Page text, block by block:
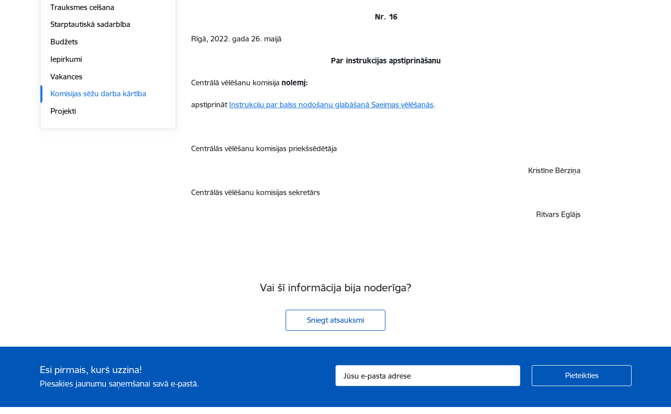
Trauksmes celšana
Starptautiskā sadarbība
Budžets
Iepirkumi
Vakances
Komisijas sēžu darba kārtība
Projekti
Nr. 16
Rīgā, 2022. gada 26. maijā
Par instrukcijas apstiprināšanu
Centrālā vēlēšanu komisijanolemj:
apstiprināt Instrukciju par balss nodošanu glabāšanā Saeimas vēlēšanās.
Centrālās vēlēšanu komisijas priekšsēdētāja
Kristīne Bērziņa
Centrālās vēlēšanu komisijas sekretārs
Ritvars Eglājs
Vai šī informācija bija noderīga?
Sniegt atsauksmi
Esi pirmais, kurš uzzina!
Piesakies jaunumu saņemšanai savā e-pastā.